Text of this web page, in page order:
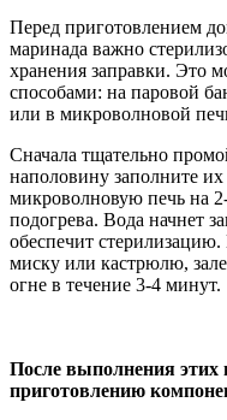
Перед приготовлением
маринада важно
хранения заправки. Это
способами: на паровой
или в микроволновой
Сначала тщательно
наполовину заполните их
микроволновую печь на
подогрева. Вода начнет
обеспечит
миску или кастрюлю,
огне в течение 3-4 минут.
После выполнения этих
приготовлению